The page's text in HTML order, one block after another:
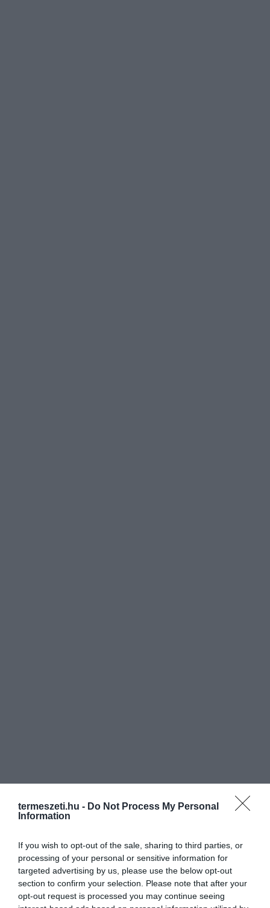
termeszeti.hu - Do Not Process My Personal
Information
If you wish to opt-out of the sale, sharing to third parties, or
processing of your personal or sensitive information for
targeted advertising by us, please use the below opt-out
section to confirm your selection. Please note that after your
opt-out request is processed you may continue seeing